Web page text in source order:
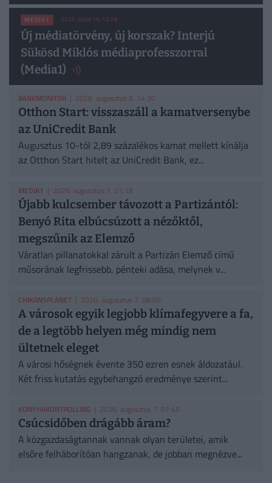
MEDIA1 2026. július 16. 18:28
Új médiatörvény, új korszak? Interjú
Sükösd Miklós médiaprofesszorral
(Media1)
BANKMONITOR | 2026. augusztus 8. 14:30
Otthon Start: visszaszáll a kamatversenybe
az UniCredit Bank
Augusztus 10-tól 2,89 százalékos kamat mellett kínálja
az Otthon Start hitelt az UniCredit Bank, ez...
MEDIA1 | 2026. augusztus 7. 21:18
Újabb kulcsember távozott a Partizántól:
Benyó Rita elbúcsúzott a nézőktől,
megszűnik az Elemző
Váratlan pillanatokkal zárult a Partizán Elemző című
műsorának legfrissebb, pénteki adása, melynek v...
CHIKANSPLANET | 2026. augusztus 7. 08:00
A városok egyik legjobb klímafegyvere a fa,
de a legtöbb helyen még mindig nem
ültetnek eleget
A városi hőségnek évente 350 ezren esnek áldozatául.
Két friss kutatás egybehangzó eredménye szerint...
KONYHAKONTROLLING | 2026. augusztus 7. 07:45
Csúcsidőben drágább áram?
A közgazdaságtannak vannak olyan területei, amik
elsőre felháborítóan hangzanak, de jobban megnézve...